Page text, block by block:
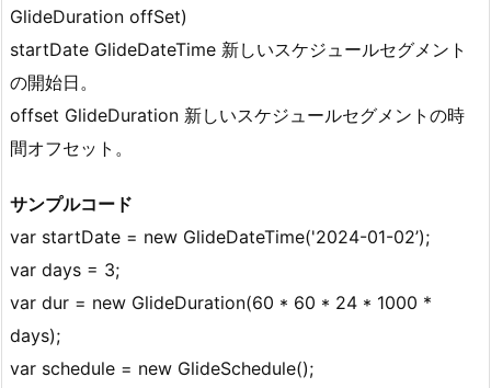
GlideDuration offSet)
startDate GlideDateTime 新しいスケジュールセグメント
の開始日。
offset GlideDuration 新しいスケジュールセグメントの時
間オフセット。
サンプルコード
var startDate = new GlideDateTime('2024-01-02’);
var days = 3;
var dur = new GlideDuration(60 * 60 * 24 * 1000 *
days);
var schedule = new GlideSchedule();